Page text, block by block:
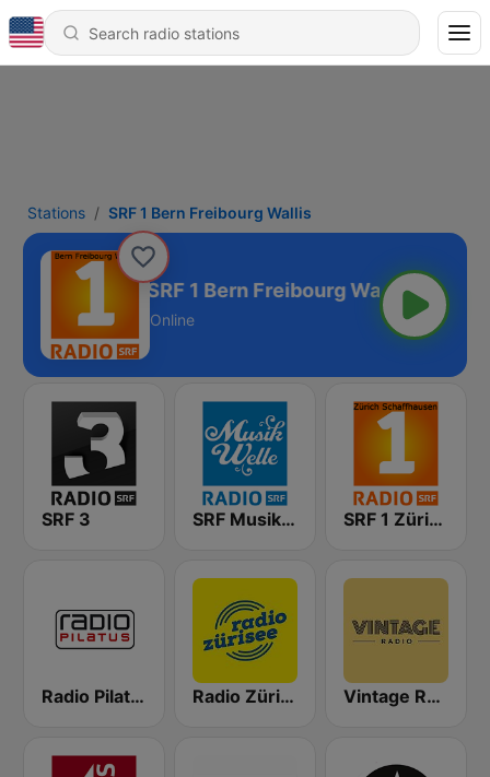
Stations SRF 1 Bern Freibourg Wallis
SRF 1 Bern Freibourg Wallis
Online
SRF 3 SRF Musikwelle SRF 1 Zürich Schaffhausen
Radio Pilatus Radio Zürisee Vintage Radio